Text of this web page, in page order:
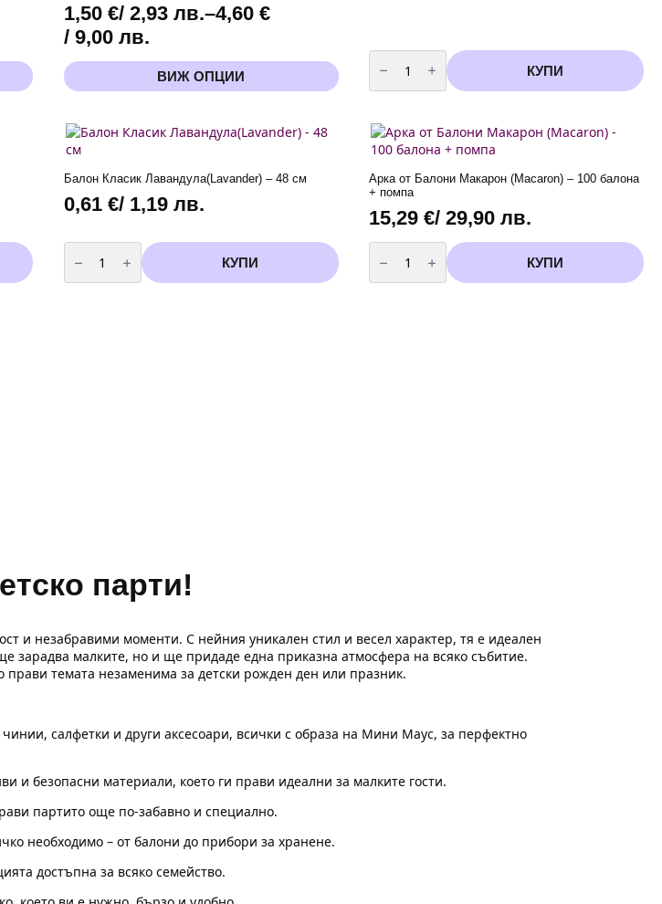
1,50 €/ 2,93 лв.–4,60 €
/ 9,00 лв.
Price
range:
1,50 €
2,93 лв.
through
4,60 €
/
ВИЖ ОПЦИИ
This
product
multiple
variants.
The
options
be
on
the
количество
за
Балони
Бебе
(Minnie
Mouse)
5
броя
КУПИ
Балон Класик Лавандула(Lavander) – 48 см
0,61 €/ 1,19 лв.
количество
за
Балон
Класик
КУПИ
Арка от Балони Макарон (Macaron) – 100 балона
+ помпа
15,29€/ 29,90 лв.
количество
за
от
КУПИ
парти!
и незабравими моменти. С нейния уникален стил и весел характер, тя е идеален
зарадва малките, но и ще придаде една приказна атмосфера на всяко събитие.
темата незаменима за детски рожден ден или празник.
салфетки и други аксесоари, всички с образа на Мини Маус, за перфектно
и безопасни материали, което ги прави идеални за малките гости.
партито още по-забавно и специално.
необходимо – от балони до прибори за хранене.
достъпна за всяко семейство.